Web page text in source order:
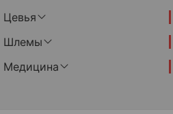
Цевья
Шлемы
Медицина